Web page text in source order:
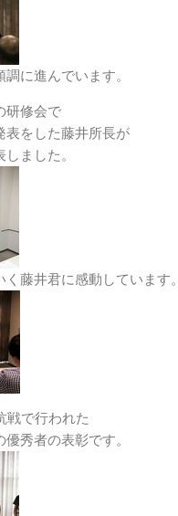
に進んでいます。
研修会で
表をした藤井所長が
ました。
藤井君に感動しています。
戦で行われた
秀者の表彰です。